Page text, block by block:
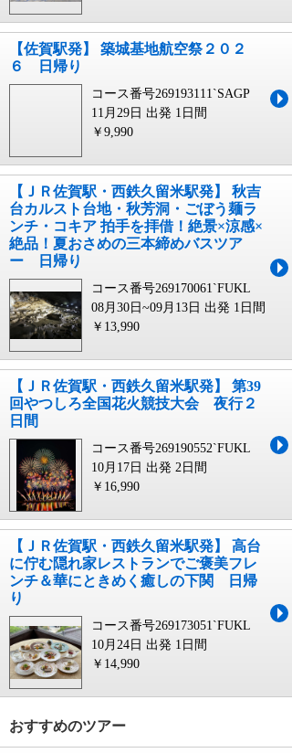
【佐賀駅発】 築城基地航空祭２０２
６ 日帰り
コース番号269193111`SAGP
11月29日 出発 1日間
￥9,990
【ＪＲ佐賀駅・西鉄久留米駅発】 秋吉
台カルスト台地・秋芳洞・ごぼう麺ラ
ンチ・コキア 拍手を拝借！絶景×涼感×
絶品！夏おさめの三本締めバスツア
ー 日帰り
コース番号269170061`FUKL
08月30日~09月13日 出発 1日間
￥13,990
【ＪＲ佐賀駅・西鉄久留米駅発】 第39
回やつしろ全国花火競技大会 夜行２
日間
コース番号269190552`FUKL
10月17日 出発 2日間
￥16,990
【ＪＲ佐賀駅・西鉄久留米駅発】 高台
に佇む隠れ家レストランでご褒美フレ
ンチ＆華にときめく癒しの下関 日帰
り
コース番号269173051`FUKL
10月24日 出発 1日間
￥14,990
おすすめのツアー